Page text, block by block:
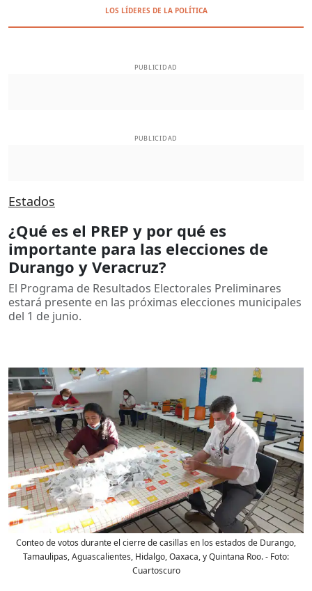
LOS LÍDERES DE LA POLÍTICA
PUBLICIDAD
PUBLICIDAD
Estados
¿Qué es el PREP y por qué es
importante para las elecciones de
Durango y Veracruz?
El Programa de Resultados Electorales Preliminares
estará presente en las próximas elecciones municipales
del 1 de junio.
Conteo de votos durante el cierre de casillas en los estados de Durango,
Tamaulipas, Aguascalientes, Hidalgo, Oaxaca, y Quintana Roo.- Foto:
Cuartoscuro